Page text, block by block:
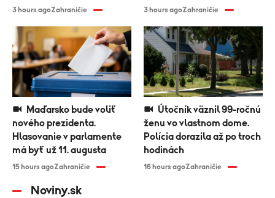
3 hours agoZahraničie 3 hours agoZahraničie
nového prezidenta.
Hlasovanie v parlamente
má byť už 11. augusta
15 hours agoZahraničie
ženu vo vlastnom dome.
Polícia dorazila až po troch
hodinách
16 hours agoZahraničie
Noviny.sk